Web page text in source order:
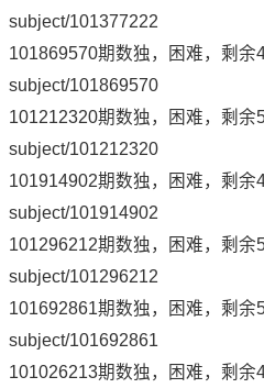
subject/101377222
101869570期数独，困难，剩余
subject/101869570
101212320期数独，困难，剩余
subject/101212320
101914902期数独，困难，剩余
subject/101914902
101296212期数独，困难，剩余
subject/101296212
101692861期数独，困难，剩余
subject/101692861
101026213期数独，困难，剩余